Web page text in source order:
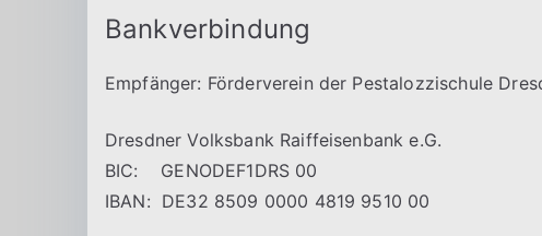
Bankverbindung
Empfänger: Förderverein der Pestalozzischule
Dresdner Volksbank Raiffeisenbank e.G.
BIC: GENODEF1DRS 00
IBAN: DE32 8509 0000 4819 9510 00